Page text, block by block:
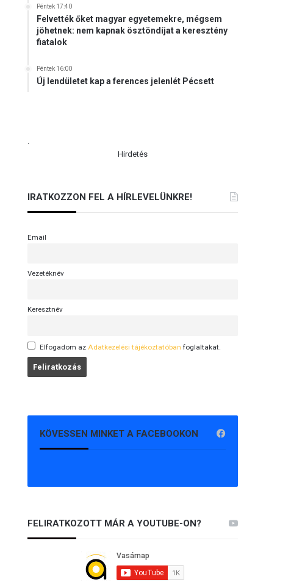
Péntek 17:40
Felvették őket magyar egyetemekre, mégsem
jöhetnek: nem kapnak ösztöndíjat a keresztény
fiatalok
Péntek 16:00
Új lendületet kap a ferences jelenlét Pécsett
.
Hirdetés
IRATKOZZON FEL A HÍRLEVELÜNKRE!
Email
Vezetéknév
Keresztnév
Elfogadom az Adatkezelési tájékoztatóban foglaltakat.
KÖVESSEN MINKET A FACEBOOKON
FELIRATKOZOTT MÁR A YOUTUBE-ON?